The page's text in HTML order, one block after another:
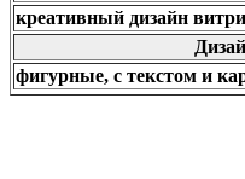
креативный дизайн
фигурные, с текстом и